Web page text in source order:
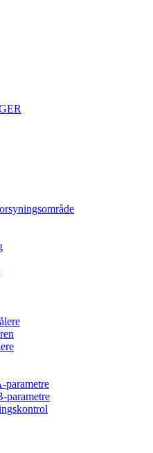
parametre
parametre